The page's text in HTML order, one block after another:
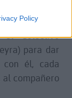
Policy
mundo del
el Colectivo
para dar
él, cada
al compañero